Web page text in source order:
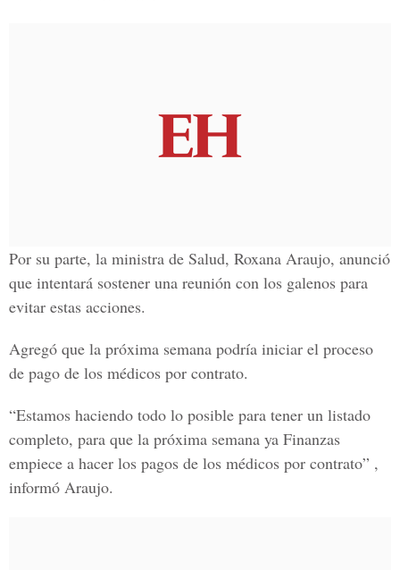
Por su parte, la ministra de Salud, Roxana Araujo, anunció
que intentará sostener una reunión con los galenos para
evitar estas acciones.
Agregó que la próxima semana podría iniciar el proceso
de pago de los médicos por contrato.
“Estamos haciendo todo lo posible para tener un listado
completo, para que la próxima semana ya Finanzas
empiece a hacer los pagos de los médicos por contrato” ,
informó Araujo.